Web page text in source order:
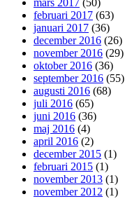
mars 2017 (50)
februari 2017 (63)
januari 2017 (36)
december 2016 (26)
november 2016 (29)
oktober 2016 (36)
september 2016 (55)
augusti 2016 (68)
juli 2016 (65)
juni 2016 (36)
maj 2016 (4)
april 2016 (2)
december 2015 (1)
februari 2015 (1)
november 2013 (1)
november 2012 (1)